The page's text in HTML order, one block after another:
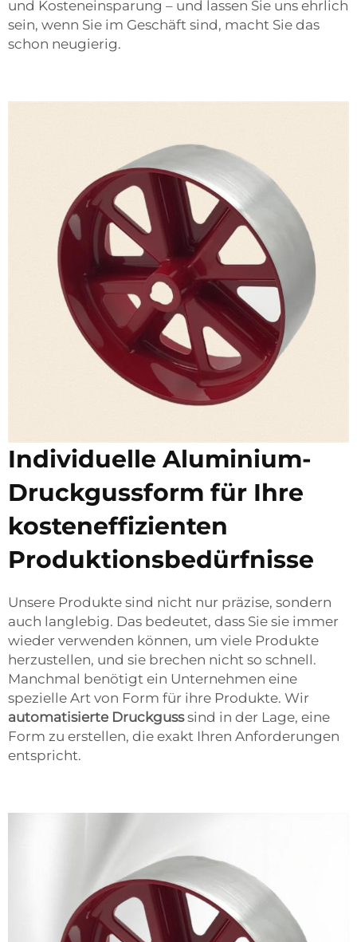
und Kosteneinsparung – und lassen Sie uns ehrlich
sein, wenn Sie im Geschäft sind, macht Sie das
schon neugierig.
Individuelle Aluminium-
Druckgussform für Ihre
kosteneffizienten
Produktionsbedürfnisse
Unsere Produkte sind nicht nur präzise, sondern
auch langlebig. Das bedeutet, dass Sie sie immer
wieder verwenden können, um viele Produkte
herzustellen, und sie brechen nicht so schnell.
Manchmal benötigt ein Unternehmen eine
spezielle Art von Form für ihre Produkte. Wir
automatisierte Druckgusssind in der Lage, eine
Form zu erstellen, die exakt Ihren Anforderungen
entspricht.